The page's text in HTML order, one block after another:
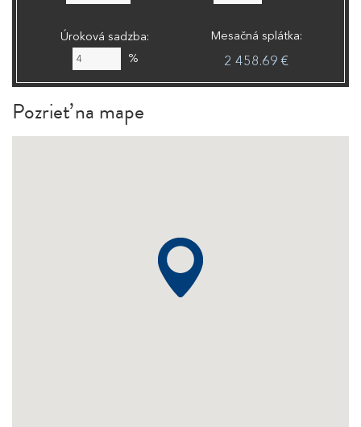
Úroková sadzba:
%
Mesačná splátka:
2 458.69 €
Pozrieť na mape